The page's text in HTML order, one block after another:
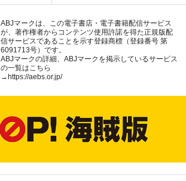
ABJマークは、この電子書店・電子書籍配信サービス
が、著作権者からコンテンツ使用許諾を得た正規版配
信サービスであることを示す登録商標（登録番号 第
6091713号）です。
ABJマークの詳細、ABJマークを掲示しているサービス
の一覧はこちら
→https://aebs.or.jp/